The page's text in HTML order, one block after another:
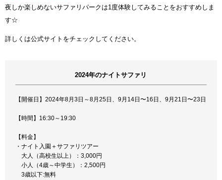
夜しか楽しめないサファリパークは1度体験してみることをおすすめしま
す☆
詳しくは公式サイトをチェックしてください。
2024年のナイトサファリ
【開催日】2024年8月3日～8月25日、9月14日〜16日、9月21日〜23日
【時間】16:30～19:30
【料金】
・ナイト入園＋サファリツアー
大人（高校生以上）：3,000円
小人（4歳～中学生）：2,500円
3歳以下:無料